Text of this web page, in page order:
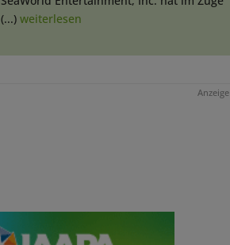
(...) weiterlesen
Anzeige